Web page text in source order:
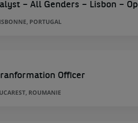
– All Genders – Lisbon –
PORTUGAL
Officer
ROUMANIE